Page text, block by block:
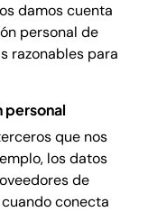
damos cuenta
personal de
razonables para
que nos
los datos
de
conecta